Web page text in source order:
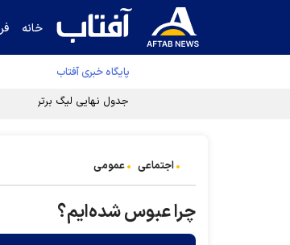
خانه
پایگاه خبری آفتاب
جدول نهایی لیگ برتر فوتبال
اجتماعی عمومی
چرا عبوس شده‌ایم؟